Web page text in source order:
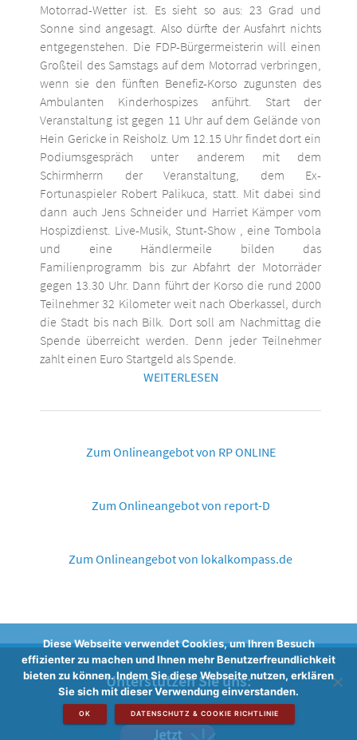
Motorrad-Wetter ist. Es sieht so aus: 23 Grad und
Sonne sind angesagt. Also dürfte der Ausfahrt nichts
entgegenstehen. Die FDP-Bürgermeisterin will einen
Großteil des Samstags auf dem Motorrad verbringen,
wenn sie den fünften Benefiz-Korso zugunsten des
Ambulanten Kinderhospizes anführt. Start der
Veranstaltung ist gegen 11 Uhr auf dem Gelände von
Hein Gericke in Reisholz. Um 12.15 Uhr findet dort ein
Podiumsgespräch unter anderem mit dem
Schirmherrn der Veranstaltung, dem Ex-
Fortunaspieler Robert Palikuca, statt. Mit dabei sind
dann auch Jens Schneider und Harriet Kämper vom
Hospizdienst. Live-Musik, Stunt-Show , eine Tombola
und eine Händlermeile bilden das
Familienprogramm bis zur Abfahrt der Motorräder
gegen 13.30 Uhr. Dann führt der Korso die rund 2000
Teilnehmer 32 Kilometer weit nach Oberkassel, durch
die Stadt bis nach Bilk. Dort soll am Nachmittag die
Spende überreicht werden. Denn jeder Teilnehmer
zahlt einen Euro Startgeld als Spende.
WEITERLESEN
Zum Onlineangebot von RP ONLINE
Zum Onlineangebot von report-D
Zum Onlineangebot von lokalkompass.de
Unterstützen Sie uns:
Diese Webseite verwendet Cookies, um Ihren Besuch
effizienter zu machen und Ihnen mehr Benutzerfreundlichkeit
bieten zu können. Indem Sie diese Webseite nutzen, erklären
Sie sich mit dieser Verwendung einverstanden.
OK DATENSCHUTZ & COOKIE RICHTLINIE